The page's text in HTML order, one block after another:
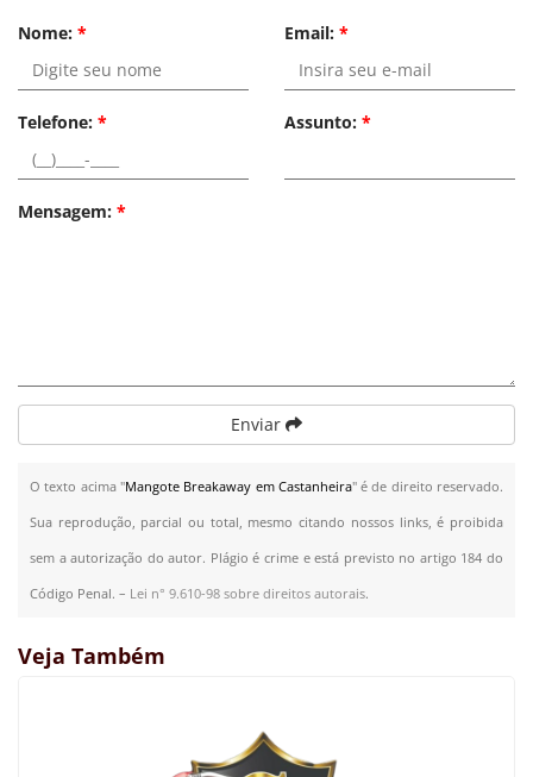
Nome: * Email: *
Telefone: * Assunto: *
Mensagem: *
Enviar
O texto acima "Mangote Breakaway em Castanheira" é de direito reservado.
Sua reprodução, parcial ou total, mesmo citando nossos links, é proibida
sem a autorização do autor. Plágio é crime e está previsto no artigo 184 do
Código Penal. – Lei n° 9.610-98 sobre direitos autorais.
Veja Também